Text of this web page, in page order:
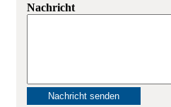
Nachricht